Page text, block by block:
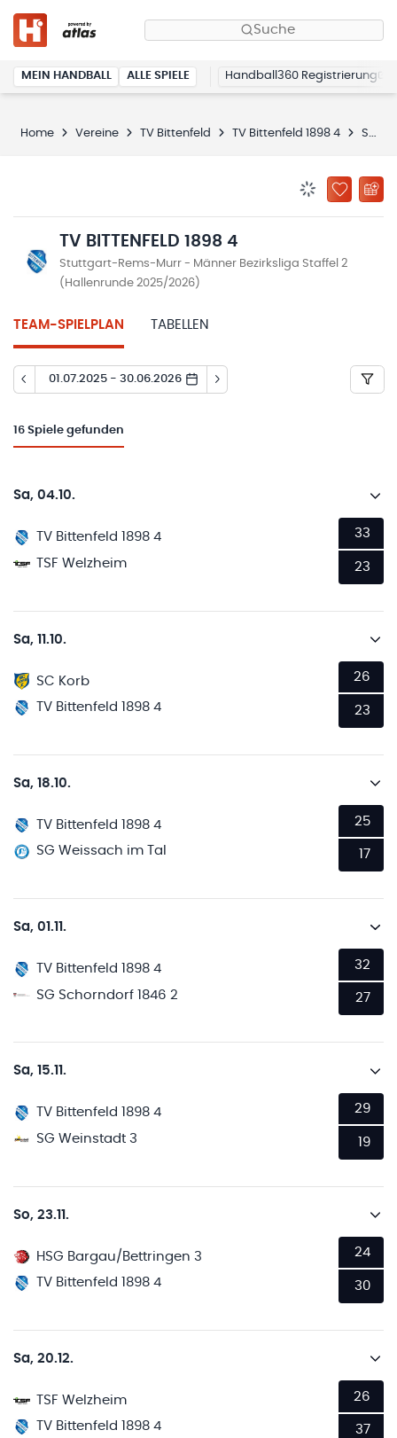
Suche
MEIN HANDBALL ALLE SPIELE Handball360 Registrierung
Home Vereine TV Bittenfeld TV Bittenfeld 1898 4 Spielplan
ZU
TV BITTENFELD 1898 4
Stuttgart-Rems-Murr - Männer Bezirksliga Staffel 2
(Hallenrunde 2025/2026)
TEAM-SPIELPLAN TABELLEN
01.07.2025 - 30.06.2026
16 Spiele gefunden
Sa, 04.10.
TV Bittenfeld 1898 4
TSF Welzheim
33
23
Sa, 11.10.
SC Korb
TV Bittenfeld 1898 4
26
23
Sa, 18.10.
TV Bittenfeld 1898 4
SG Weissach im Tal
25
17
Sa, 01.11.
TV Bittenfeld 1898 4
SG Schorndorf 1846 2
32
27
Sa, 15.11.
TV Bittenfeld 1898 4
SG Weinstadt 3
29
19
So, 23.11.
HSG Bargau/Bettringen 3
TV Bittenfeld 1898 4
24
30
Sa, 20.12.
TSF Welzheim
TV Bittenfeld 1898 4
26
37